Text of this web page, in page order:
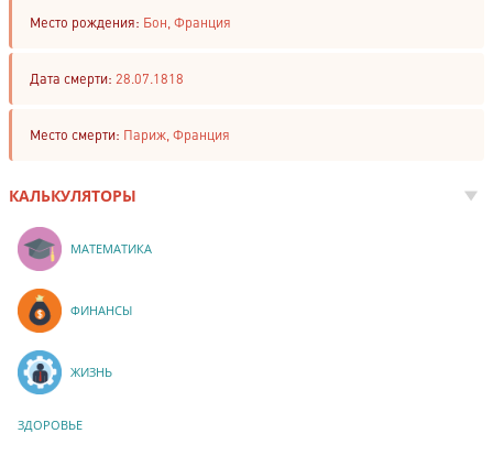
Место рождения: Бон, Франция
Дата смерти: 28.07.1818
Место смерти: Париж, Франция
КАЛЬКУЛЯТОРЫ
МАТЕМАТИКА
ФИНАНСЫ
ЖИЗНЬ
ЗДОРОВЬЕ